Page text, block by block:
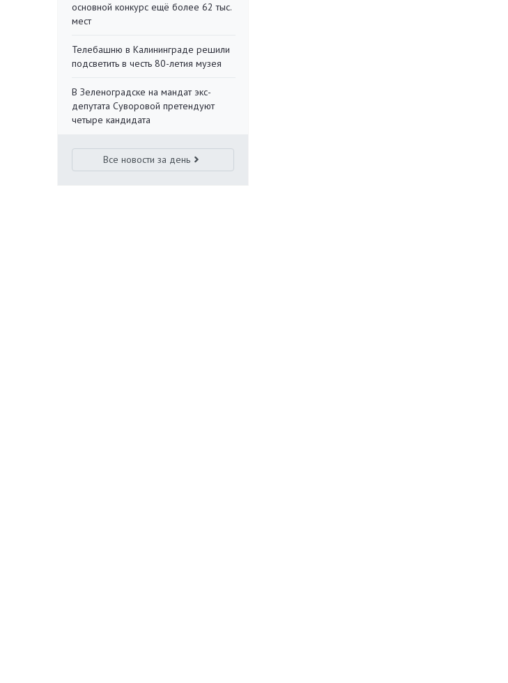
основной конкурс ещё более 62 тыс.
мест
Телебашню в Калининграде решили
подсветить в честь 80-летия музея
В Зеленоградске на мандат экс-
депутата Суворовой претендуют
четыре кандидата
Все новости за день